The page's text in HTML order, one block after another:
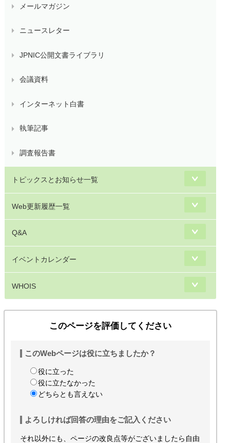
メールマガジン
ニュースレター
JPNIC公開文書ライブラリ
会議資料
インターネット白書
執筆記事
調査報告書
トピックスとお知らせ一覧
Web更新履歴一覧
Q&A
イベントカレンダー
WHOIS
このページを評価してください
このWebページは役に立ちましたか？
役に立った
役に立たなかった
どちらとも言えない
よろしければ回答の理由をご記入ください
それ以外にも、ページの改良点等がございましたら自由